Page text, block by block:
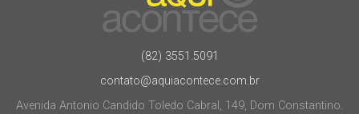
(82) 3551.5091
contato@aquiacontece.com.br
Avenida Antonio Candido Toledo Cabral, 149, Dom Constantino.